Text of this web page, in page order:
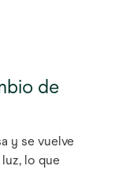
de
y se vuelve
lo que